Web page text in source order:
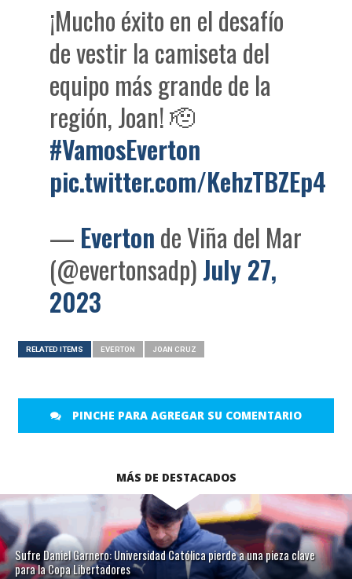
¡Mucho éxito en el desafío
de vestir la camiseta del
equipo más grande de la
región, Joan! 🫡
#VamosEverton
pic.twitter.com/KehzTBZEp4
— Evertonde Viña del Mar
(@evertonsadp)July 27,
2023
RELATED ITEMS EVERTON JOAN CRUZ
PINCHE PARA AGREGAR SU COMENTARIO
MÁS DE DESTACADOS
Sufre Daniel Garnero: Universidad Católica pierde a una pieza clave
para la Copa Libertadores